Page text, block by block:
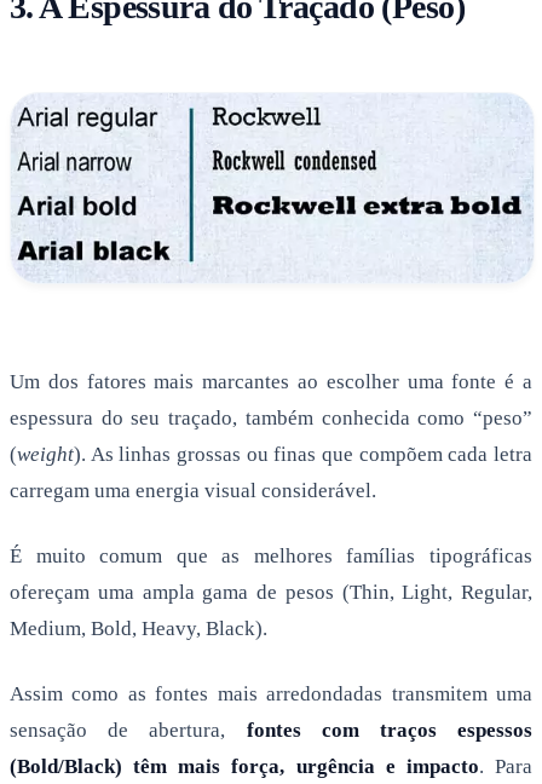
Um dos fatores mais marcantes ao escolher uma fonte é a
espessura do seu traçado, também conhecida como “peso”
(weight). As linhas grossas ou finas que compõem cada letra
carregam uma energia visual considerável.
É muito comum que as melhores famílias tipográficas
ofereçam uma ampla gama de pesos (Thin, Light, Regular,
Medium, Bold, Heavy, Black).
Assim como as fontes mais arredondadas transmitem uma
sensação de abertura, fontes com traços espessos
(Bold/Black) têm mais força, urgência e impacto. Para